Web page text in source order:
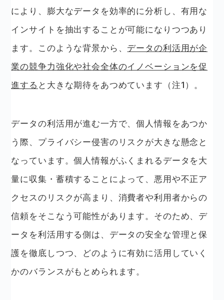
により、膨大なデータを効率的に分析し、有用な
インサイトを抽出することが可能になりつつあり
ます。このような背景から、 データの利活用が企
業の競争力強化や社会全体のイノベーションを促
進する と大きな期待をあつめています（注1）。
データの利活用が進む一方で、個人情報をあつか
う際、プライバシー侵害のリスクが大きな懸念と
なっています。個人情報がふくまれるデータを大
量に収集・蓄積することによって、悪用や不正ア
クセスのリスクが高まり、消費者や利用者からの
信頼をそこなう可能性があります。そのため、デ
ータを利活用する側は、データの安全な管理と保
護を徹底しつつ、どのように有効に活用していく
かのバランスがもとめられます。